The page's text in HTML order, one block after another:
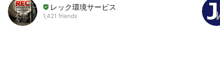
レック環境サービス
1,421 friends